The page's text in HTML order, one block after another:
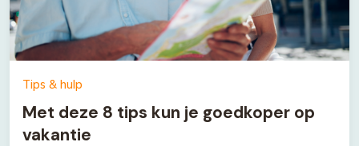
Tips & hulp
Met deze 8 tips kun je goedkoper op
vakantie